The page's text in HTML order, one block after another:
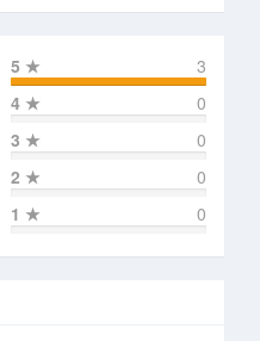
5 ★
3
4 ★
0
3 ★
0
2 ★
0
1 ★ 0